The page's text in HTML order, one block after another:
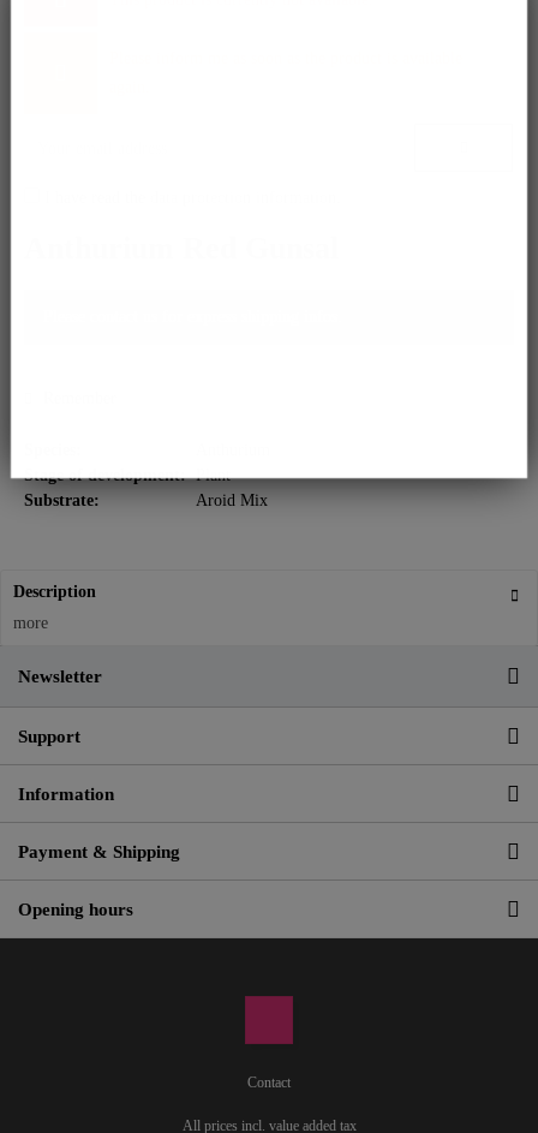
Stage of development: Plant
Substrate:
Aroid Mix
Description
more
Newsletter
Support
Information
Payment & Shipping
Opening hours
Contact
All prices incl. value added tax